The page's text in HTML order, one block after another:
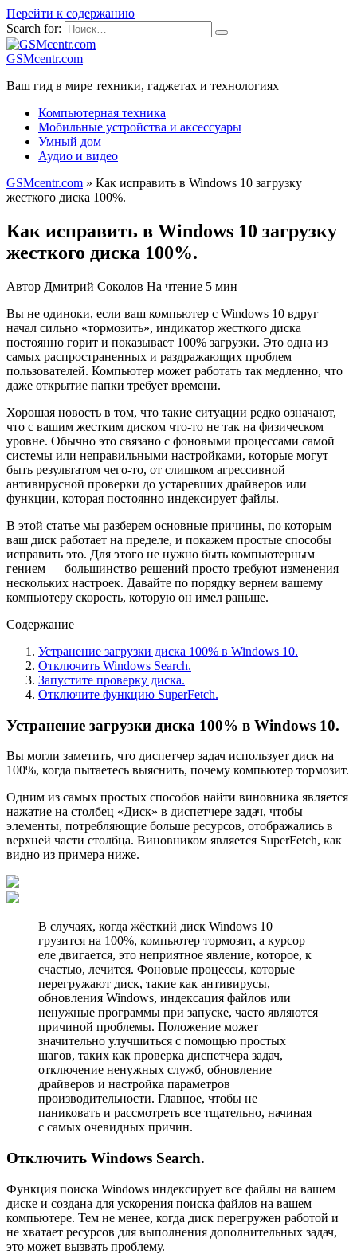
Перейти к содержанию
Search for:
GSMcentr.com
Ваш гид в мире техники, гаджетах и технологиях
Компьютерная техника
Мобильные устройства и аксессуары
Умный дом
Аудио и видео
GSMcentr.com » Как исправить в Windows 10 загрузку
жесткого диска 100%.
Как исправить в Windows 10 загрузку
жесткого диска 100%.
Автор Дмитрий Соколов На чтение 5 мин
Вы не одиноки, если ваш компьютер с Windows 10 вдруг
начал сильно «тормозить», индикатор жесткого диска
постоянно горит и показывает 100% загрузки. Это одна из
самых распространенных и раздражающих проблем
пользователей. Компьютер может работать так медленно, что
даже открытие папки требует времени.
Хорошая новость в том, что такие ситуации редко означают,
что с вашим жестким диском что-то не так на физическом
уровне. Обычно это связано с фоновыми процессами самой
системы или неправильными настройками, которые могут
быть результатом чего-то, от слишком агрессивной
антивирусной проверки до устаревших драйверов или
функции, которая постоянно индексирует файлы.
В этой статье мы разберем основные причины, по которым
ваш диск работает на пределе, и покажем простые способы
исправить это. Для этого не нужно быть компьютерным
гением — большинство решений просто требуют изменения
нескольких настроек. Давайте по порядку вернем вашему
компьютеру скорость, которую он имел раньше.
Содержание
Устранение загрузки диска 100% в Windows 10.
Отключить Windows Search.
Запустите проверку диска.
Отключите функцию SuperFetch.
Устранение загрузки диска 100% в Windows 10.
Вы могли заметить, что диспетчер задач использует диск на
100%, когда пытаетесь выяснить, почему компьютер тормозит.
Одним из самых простых способов найти виновника является
нажатие на столбец «Диск» в диспетчере задач, чтобы
элементы, потребляющие больше ресурсов, отображались в
верхней части столбца. Виновником является SuperFetch, как
видно из примера ниже.
В случаях, когда жёсткий диск Windows 10
гpузится на 100%, компьютер тормозит, а курсор
еле двигается, это неприятное явление, которое, к
счастью, лечится. Фоновые процессы, которые
перегружают диск, такие как антивирусы,
обновления Windows, индексация файлов или
ненужные программы при запуске, часто являются
причиной проблемы. Положение может
значительно улучшиться с помощью простых
шагов, таких как проверка диспетчера задач,
отключение ненужных служб, обновление
драйверов и настройка параметров
производительности. Главное, чтобы не
паниковать и рассмотреть все тщательно, начиная
с самых очевидных причин.
Отключить Windows Search.
Функция поиска Windows индексирует все файлы на вашем
диске и создана для ускорения поиска файлов на вашем
компьютере. Тем не менее, когда диск перегружен работой и
не хватает ресурсов для выполнения дополнительных задач,
это может вызвать проблему.